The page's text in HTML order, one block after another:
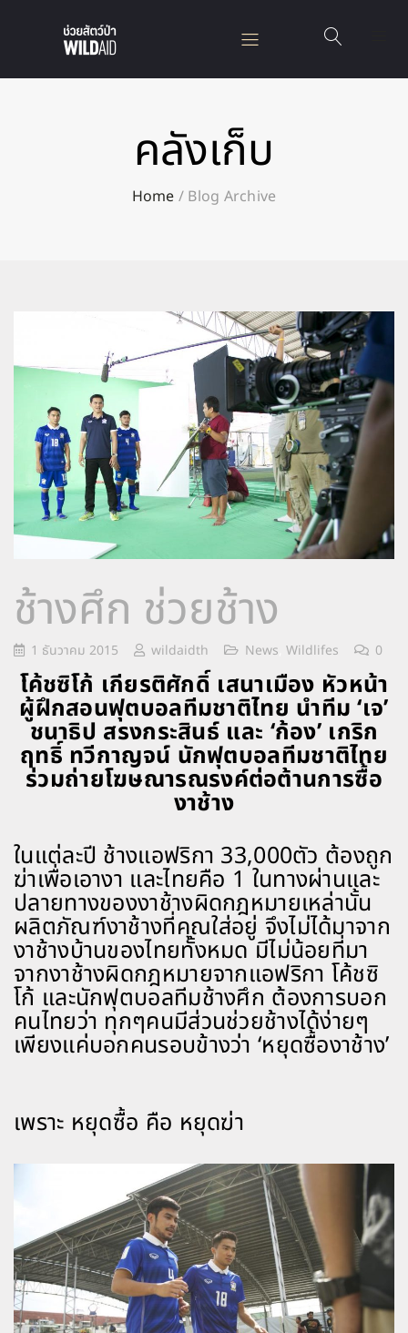
คลังเก็บ
Home / Blog Archive
ช้างศึก ช่วยช้าง
1 ธันวาคม 2015 wildaidth News Wildlifes 0
โค้ชซิโก้ เกียรติศักดิ์ เสนาเมือง หัวหน้า
ผู้ฝึกสอนฟุตบอลทีมชาติไทย นำทีม ‘เจ’
ชนาธิป สรงกระสินธ์ และ ‘ก้อง’ เกริก
ฤทธิ์ ทวีกาญจน์ นักฟุตบอลทีมชาติไทย
ร่วมถ่ายโฆษณารณรงค์ต่อต้านการซื้อ
งาช้าง
ในแต่ละปี ช้างแอฟริกา 33,000ตัว ต้องถูก
ฆ่าเพื่อเอางา และไทยคือ 1 ในทางผ่านและ
ปลายทางของงาช้างผิดกฎหมายเหล่านั้น
ผลิตภัณฑ์งาช้างที่คุณใส่อยู่ จึงไม่ได้มาจาก
งาช้างบ้านของไทยทั้งหมด มีไม่น้อยที่มา
จากงาช้างผิดกฎหมายจากแอฟริกา โค้ชซิ
โก้ และนักฟุตบอลทีมช้างศึก ต้องการบอก
คนไทยว่า ทุกๆคนมีส่วนช่วยช้างได้ง่ายๆ
เพียงแค่บอกคนรอบข้างว่า ‘หยุดซื้องาช้าง’
เพราะ หยุดซื้อ คือ หยุดฆ่า